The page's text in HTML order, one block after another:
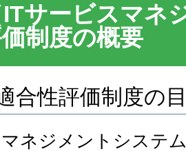
サービスマネ
制度の概要
合性評価制度の
ネジメントシステ